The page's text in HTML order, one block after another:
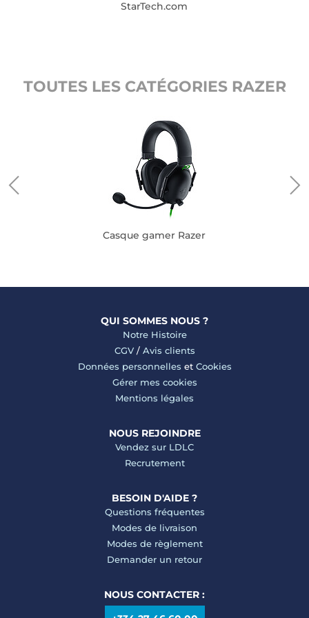
StarTech.com
TOUTES LES CATÉGORIES RAZER
Casque gamer Razer
QUI SOMMES NOUS ?
Notre Histoire
CGV/ Avis clients
Données personnelles et Cookies
Gérer mes cookies
Mentions légales
NOUS REJOINDRE
Vendez sur LDLC
Recrutement
BESOIN D'AIDE ?
Questions fréquentes
Modes de livraison
Modes de règlement
Demander un retour
NOUS CONTACTER :